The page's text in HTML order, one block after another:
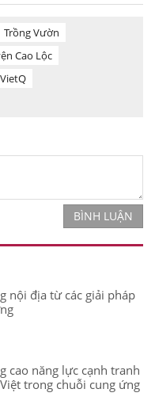
Trồng Vườn
Cao Lộc
VietQ
BÌNH LUẬN
nội địa từ các giải pháp
cao năng lực cạnh tranh
trong chuỗi cung ứng